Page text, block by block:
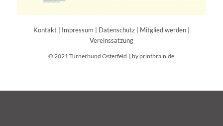
Kontakt| Impressum Datenschutz| Mitglied werden|
Vereinssatzung
© 2021 Turnerbund Osterfeld | by printbrain.de